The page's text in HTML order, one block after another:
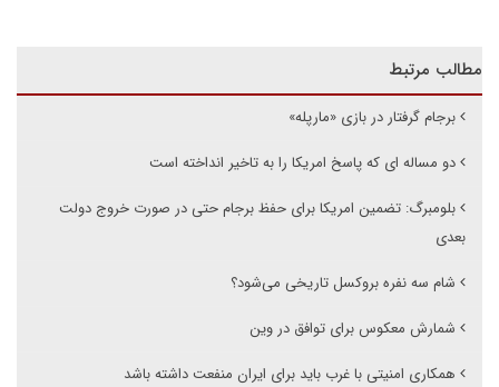
مطالب مرتبط
برجام گرفتار در بازی «مارپله»
دو مساله ای که پاسخ امریکا را به تاخیر انداخته است
بلومبرگ: تضمین امریکا برای حفظ برجام حتی در صورت خروج دولت
بعدی
شام سه نفره بروکسل تاریخی می‌شود؟
شمارش معکوس برای توافق در وین
همکاری امنیتی با غرب باید برای ایران منفعت داشته باشد